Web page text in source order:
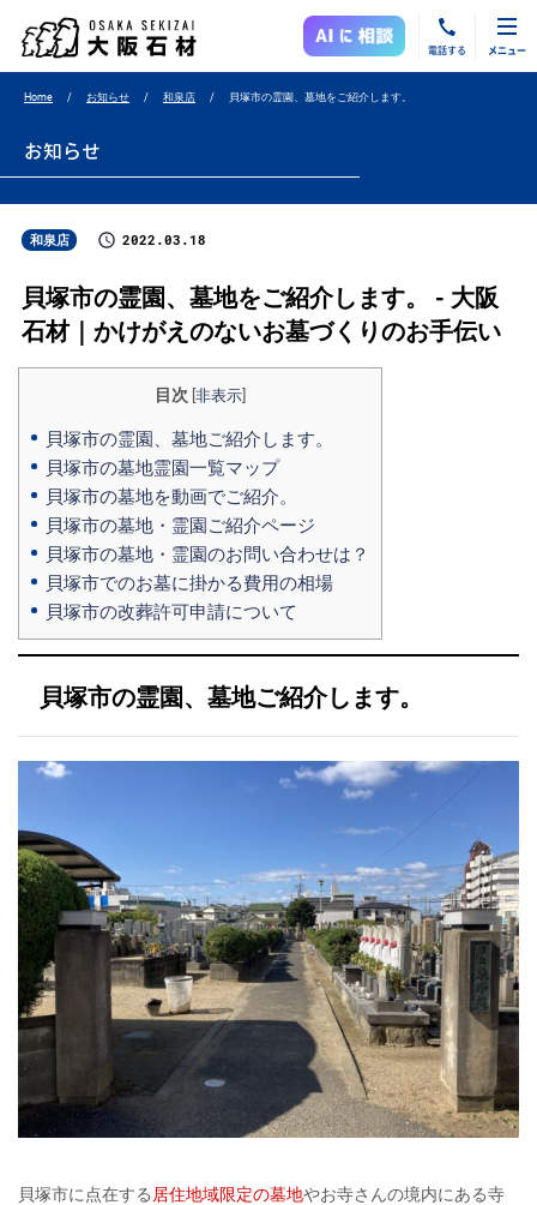
電話する メニュー
Home お知らせ 和泉店 貝塚市の霊園、墓地をご紹介します。
お知らせ
和泉店 2022.03.18
貝塚市の霊園、墓地をご紹介します。 - 大阪
石材｜かけがえのないお墓づくりのお手伝い
目次 非表示
貝塚市の霊園、墓地ご紹介します。
貝塚市の墓地霊園一覧マップ
貝塚市の墓地を動画でご紹介。
貝塚市の墓地・霊園ご紹介ページ
貝塚市の墓地・霊園のお問い合わせは？
貝塚市でのお墓に掛かる費用の相場
貝塚市の改葬許可申請について
貝塚市の霊園、墓地ご紹介します。
貝塚市に点在する 居住地域限定の墓地やお寺さんの境内にある寺